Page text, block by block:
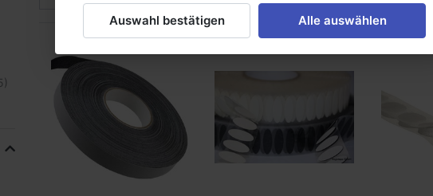
Auswahl bestätigen Alle auswählen